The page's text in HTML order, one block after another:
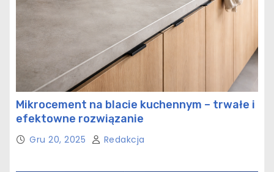
Mikrocement na blacie kuchennym – trwałe i
efektowne rozwiązanie
Gru 20, 2025 Redakcja